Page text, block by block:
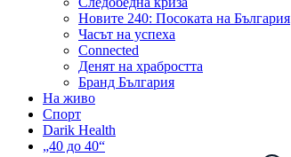
Новите 240: Посоката на България
Часът на успеха
Connected
Денят на храбростта
Бранд България
На живо
Спорт
Darik Health
„40 до 40“